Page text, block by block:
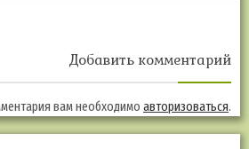
Добавить комментарий
вам необходимо авторизоваться.